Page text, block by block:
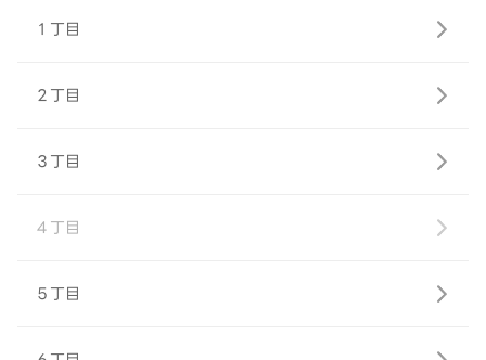
１丁目
２丁目
３丁目
４丁目
５丁目